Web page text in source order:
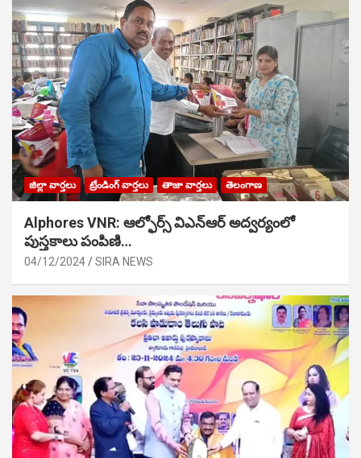
జిల్లా వార్తలు ట్రేండింగ్ వార్తలు తాజా వార్తలు తెలంగాణ
Alphores VNR: ఆల్ఫోర్స్ విఎన్ఆర్ అద్వర్యంలో
పుస్తకాలు పంపిణి…
04/12/2024 SIRA NEWS